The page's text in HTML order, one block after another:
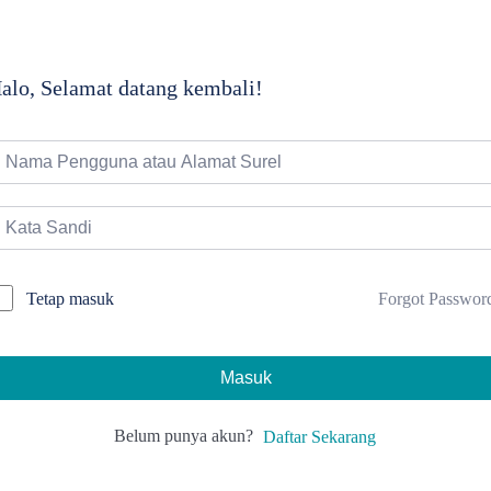
Selamat datang kembali!
Tetap masuk Forgot
Masuk
Belum punya akun? Daftar Sekarang